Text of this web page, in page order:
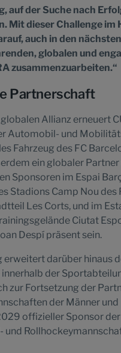
auf der Suche nach
Mit dieser Challenge
auch in den
globalen und
zusammenzuarbeiten.“
Partnerschaft
Allianz erneuert
Automobil- und
Fahrzeug des FC
ein globaler Partner
Sponsoren im Espai
Stadions Camp Nou des
Les Corts, und im
Ciutat
Despí präsent sein.
erweitert darüber hinaus
der
zur Fortsetzung der
der Männer und
offizieller Sponsor
und